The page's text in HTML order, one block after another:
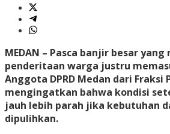
MEDAN – Pasca banjir besar yang
penderitaan warga justru
Anggota DPRD Medan dari Fraksi
mengingatkan bahwa kondisi
jauh lebih parah jika kebutuhan
dipulihkan.